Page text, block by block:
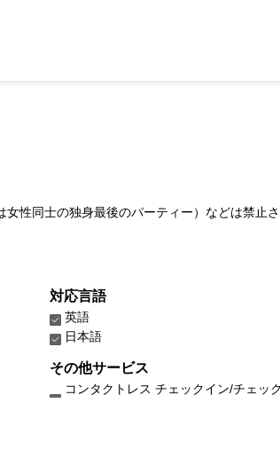
性同士の独身最後のパーティー）などは禁止
対応言語
英語
日本語
その他サービス
コンタクトレス チェックイン/チェッ